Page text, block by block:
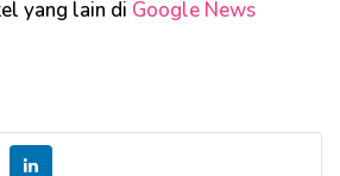
yang lain di Google News